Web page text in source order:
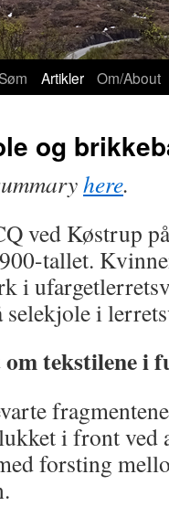
Artikler Om/About
og
here.
ved Køstrup
tallet.
i
selekjole i
tekstilene i
i front ved
forsting